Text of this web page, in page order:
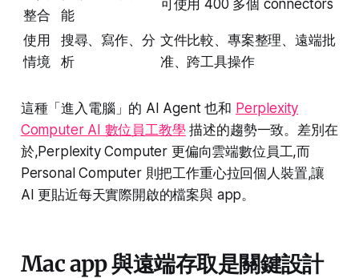
整合
能
可使用 400 多個 connectors
使用
情境
搜尋、寫作、分
析
文件比較、專案整理、遠端批
准、跨工具操作
這種「進入電腦」的 AI Agent 也和 Perplexity
Computer AI 數位員工教學 描述的趨勢一致。差別在
於,Perplexity Computer 更偏向雲端數位員工,而
Personal Computer 則把工作重心拉回個人裝置,讓
AI 更貼近每天實際開啟的檔案與 app。
Mac app 與遠端存取是關鍵設計